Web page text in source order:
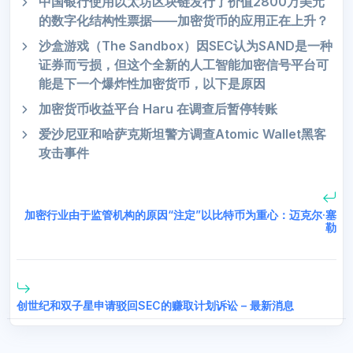
的数字化结构性票据——加密货币的应用正在上升？
沙盒游戏（The Sandbox）因SEC认为SAND是一种
证券而亏损，但这个全新的人工智能加密信号平台可
能是下一个爆炸性加密货币，以下是原因
加密货币收益平台 Haru 在调查后暂停转账
爱沙尼亚和哈萨克斯坦警方调查Atomic Wallet黑客
攻击事件
加密行业由于监管机构的原因“注定”以比特币为重心：迈克尔·塞
勒
创世纪和双子星申请驳回SEC的赚取计划诉讼 – 最新消息